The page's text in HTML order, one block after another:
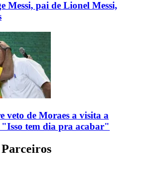
Messi, pai de Lionel Messi,
veto de Moraes a visita a
tem dia pra acabar"